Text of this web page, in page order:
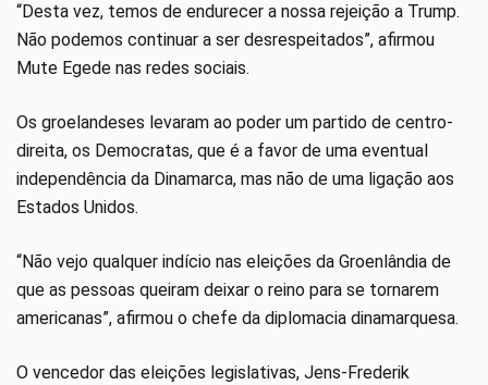
“Desta vez, temos de endurecer a nossa rejeição a Trump.
Não podemos continuar a ser desrespeitados”, afirmou
Mute Egede nas redes sociais.
Os groelandeses levaram ao poder um partido de centro-
direita, os Democratas, que é a favor de uma eventual
independência da Dinamarca, mas não de uma ligação aos
Estados Unidos.
“Não vejo qualquer indício nas eleições da Groenlândia de
que as pessoas queiram deixar o reino para se tornarem
americanas”, afirmou o chefe da diplomacia dinamarquesa.
O vencedor das eleições legislativas, Jens-Frederik